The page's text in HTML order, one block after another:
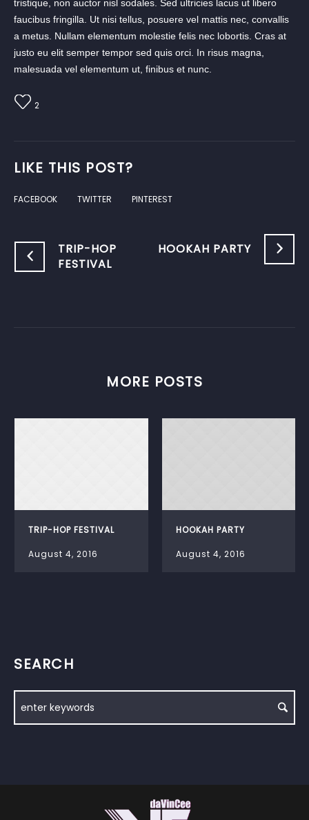
tristique, non auctor nisl sodales. Sed ultricies lacus ut libero
faucibus fringilla. Ut nisi tellus, posuere vel mattis nec, convallis
a metus. Nullam elementum molestie felis nec lobortis. Cras at
justo eu elit semper tempor sed quis orci. In risus magna,
malesuada vel elementum ut, finibus et nunc.
2
LIKE THIS POST?
FACEBOOK TWITTER PINTEREST
TRIP-HOP
FESTIVAL
HOOKAH PARTY
MORE POSTS
TRIP-HOP FESTIVAL
August 4, 2016
HOOKAH PARTY
August 4, 2016
SEARCH